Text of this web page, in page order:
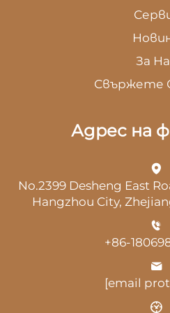
За
Свържете
Адрес на
No.2399 Desheng East
Hangzhou City,
+86-
[email